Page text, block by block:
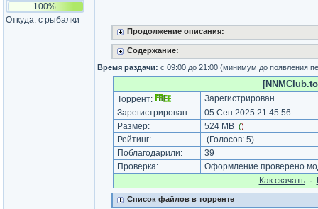
100%
Откуда: с рыбалки
Продолжение описания:
Содержание:
Время раздачи: с 09:00 до 21:00 (минимум до появления
Торрент:
Зарегистрирован
Зарегистрирован:
05 Сен 2025 21:45:56
Размер:
524 MB ()
Рейтинг: (Голосов: 5)
Поблагодарили:
39
Проверка:
Оформление проверено
Как cкачать·
Список файлов в торренте